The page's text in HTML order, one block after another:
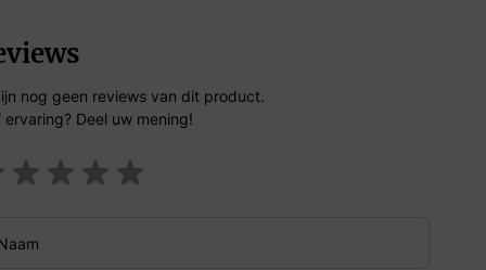
nog geen reviews van dit product.
ervaring? Deel uw mening!